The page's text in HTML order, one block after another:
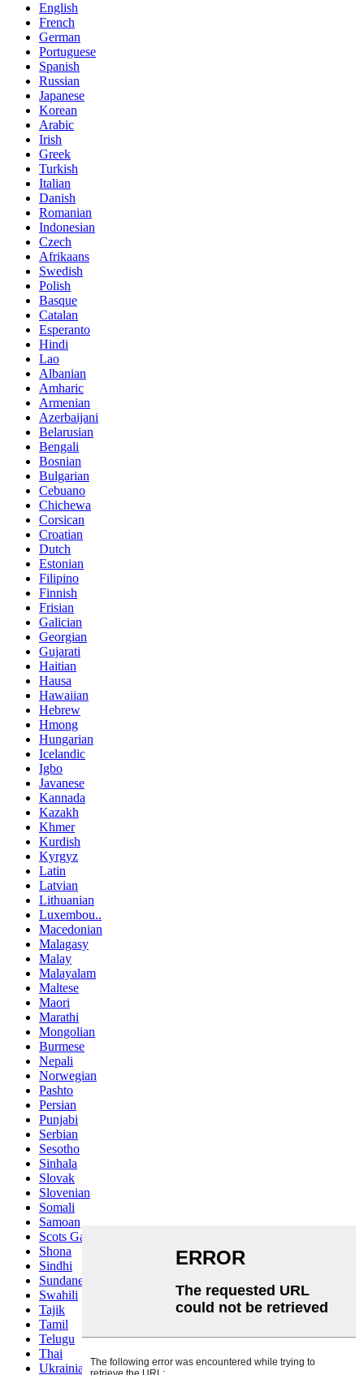
English
French
German
Portuguese
Spanish
Russian
Japanese
Korean
Arabic
Irish
Greek
Turkish
Italian
Danish
Romanian
Indonesian
Czech
Afrikaans
Swedish
Polish
Basque
Catalan
Esperanto
Hindi
Lao
Albanian
Amharic
Armenian
Azerbaijani
Belarusian
Bengali
Bosnian
Bulgarian
Cebuano
Chichewa
Corsican
Croatian
Dutch
Estonian
Filipino
Finnish
Frisian
Galician
Georgian
Gujarati
Haitian
Hausa
Hawaiian
Hebrew
Hmong
Hungarian
Icelandic
Igbo
Javanese
Kannada
Kazakh
Khmer
Kurdish
Kyrgyz
Latin
Latvian
Lithuanian
Luxembou..
Macedonian
Malagasy
Malay
Malayalam
Maltese
Maori
Marathi
Mongolian
Burmese
Nepali
Norwegian
Pashto
Persian
Punjabi
Serbian
Sesotho
Sinhala
Slovak
Slovenian
Somali
Samoan
Scots Gaelic
Shona
Sindhi
Sundanese
Swahili
Tajik
Tamil
Telugu
Thai
Ukrainian